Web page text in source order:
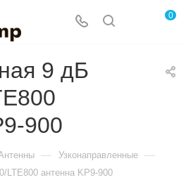
0
9 дБ
900
— Узконаправленные —
LTE800 антенна KP9-900